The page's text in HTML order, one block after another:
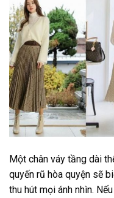
Một chân váy tầng dài
quyến rũ hòa quyện sẽ
thu hút mọi ánh nhìn.